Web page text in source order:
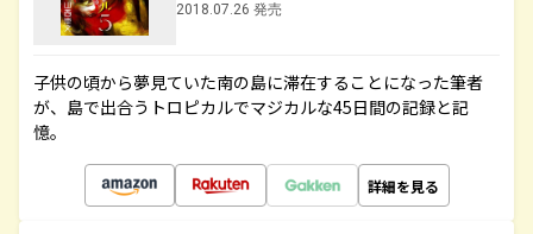
2018.07.26 発売
子供の頃から夢見ていた南の島に滞在することになった筆者
が、島で出合うトロピカルでマジカルな45日間の記録と記
憶。
詳細を見る